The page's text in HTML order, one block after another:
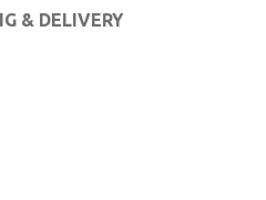
& DELIVERY